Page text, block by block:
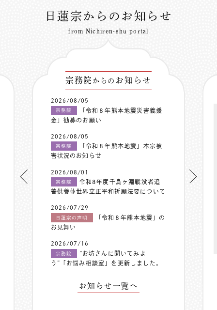
日蓮宗からのお知らせ
from Nichiren-shu portal
宗務院 からの お知らせ
2026/08/05
宗務院
「令和８年熊本地震災害義援
金」勧募のお願い
2026/08/05
宗務院
「令和８年熊本地震」本宗被
害状況のお知らせ
2026/08/01
宗務院
令和8年度千鳥ヶ淵戦没者追
善供養並世界立正平和祈願法要について
2026/07/29
日蓮宗の声明
「令和８年熊本地震」の
お見舞い
2026/07/16
宗務院
”お坊さんに聞いてみよ
う”「お悩み相談室」を更新しました。
お知らせ一覧へ